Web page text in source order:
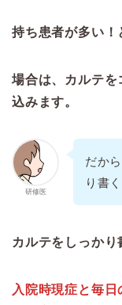
持ち患者が多い！
場合は、カルテを
込みます。
研修医
だか
り書
カルテをしっかり
入院時現症と毎